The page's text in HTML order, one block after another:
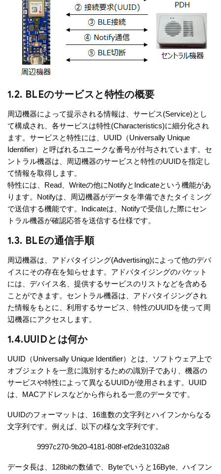
1.2. BLEのサービスと特性の概要
周辺機器によって提示される情報は、サービス(Service)とし
て構成され、各サービスは特性(Characteristics)に細分化され
ます。サービスと特性には、UUID（Universally Unique
Identifier）と呼ばれるユニークな番号が付与されています。セ
ントラル機器は、周辺機器のサービスと特性のUUIDを指定し
て情報を取得します。
特性には、Read、Writeの他にNotifyとIndicateという機能があ
ります。Notifyは、周辺機器がデータを準備できたタイミング
で送信する機能です。Indicateは、Notifyで受信した際にセン
トラル機器が確認応答を送信する仕様です。
1.3. BLEの通信手順
周辺機器は、アドバタイジング(Advertising)によって他のデバ
イスにその存在を知らせます。アドバタイジングのパケット
には、デバイス名、提供するサービスのリストなどを含める
ことができます。セントラル機器は、アドバタイジングされ
た情報をもとに、利用するサービス、特性のUUIDを使って周
辺機器にアクセスします。
1.4.UUIDとは何か
UUID（Universally Unique Identifier）とは、ソフトウェア上で
オブジェクトを一意に識別するための識別子であり、機器の
サービスや特性によって異なるUUIDが使用されます。UUID
は、MACアドレスなどから作られる一意のデータです。
UUIDのフォーマットは、16進数の文字列とハイフンからなる
文字列です。例えば、以下の様な文字列です。
9997c270-9b20-4181-808f-ef2de31032a8
データ長は、128bitの数値で、Byteでいうと16Byte、ハイフン